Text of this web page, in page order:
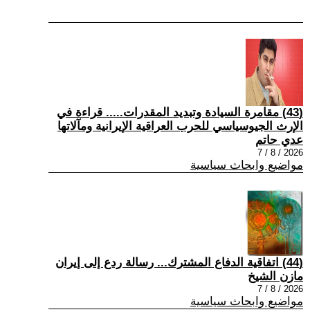
(43) مقامرة السيادة وتبديد المقدرات..... قراءة في
الإرث الجيوسياسي للحرب العراقية الإيرانية ومآلاتها
عدي حاتم
2026 / 8 / 7
مواضيع وابحاث سياسية
(44) اتفاقية الدفاع المشترك... رسالة ردع إلى إيران
مازن الشيخ
2026 / 8 / 7
مواضيع وابحاث سياسية